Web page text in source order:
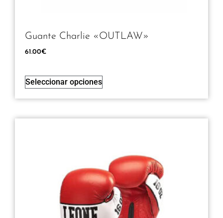
Guante Charlie «OUTLAW»
61.00€
Seleccionar opciones